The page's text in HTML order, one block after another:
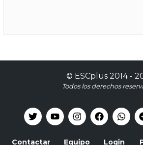
© ESCplus2014 -
Todos los derechos
Contactar Equipo Login